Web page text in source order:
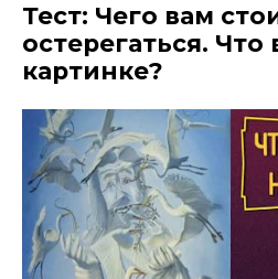
Тест: Чего вам
остерегаться.
картинке?